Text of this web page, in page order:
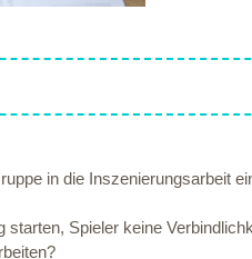
in die Inszenierungsarbeit
Spieler keine